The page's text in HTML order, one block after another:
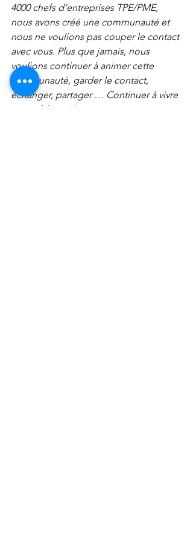
4000 chefs d’entreprises TPE/PME,
nous avons créé une communauté et
nous ne voulions pas couper le contact
avec vous. Plus que jamais, nous
voulions continuer à animer cette
communauté, garder le contact,
échanger, partager … Continuer à vivre
ensemble… Alors on continue